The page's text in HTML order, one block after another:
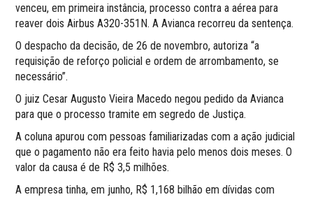
venceu, em primeira instância, processo contra a aérea para
reaver dois Airbus A320-351N. A Avianca recorreu da sentença.
O despacho da decisão, de 26 de novembro, autoriza “a
requisição de reforço policial e ordem de arrombamento, se
necessário”.
O juiz Cesar Augusto Vieira Macedo negou pedido da Avianca
para que o processo tramite em segredo de Justiça.
A coluna apurou com pessoas familiarizadas com a ação judicial
que o pagamento não era feito havia pelo menos dois meses. O
valor da causa é de R$ 3,5 milhões.
A empresa tinha, em junho, R$ 1,168 bilhão em dívidas com